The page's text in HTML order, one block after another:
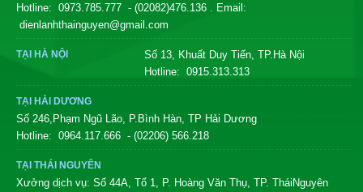
Hotline: 0973.785.777 - (02082)476.136
. Email:
dienlanhthainguyen@gmail.com
TẠI HÀ NỘI
Số 13, Khuất Duy Tiến, TP.Hà Nội
Hotline: 0915.313.313
TẠI HẢI DƯƠNG
Số 246,Phạm Ngũ Lão, P.Bình Hàn, TP Hải Dương
Hotline: 0964.117.666 - (02206) 566.218
TẠI THÁI NGUYÊN
Xưởng dịch vụ: Số 44A, Tổ 1, P. Hoàng Văn Thụ, TP. TháiNguyên